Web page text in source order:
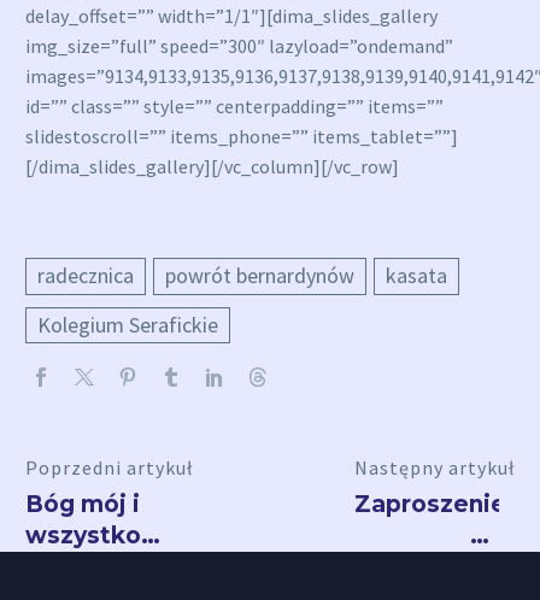
delay_offset=”” width=”1/1″][dima_slides_gallery
img_size=”full” speed=”300″ lazyload=”ondemand”
id=”” class=”” style=”” centerpadding=”” items=””
slidestoscroll=”” items_phone=”” items_tablet=””]
[/dima_slides_gallery][/vc_column][/vc_row]
radecznica powrót bernardynów
kasata
Kolegium Serafickie
Poprzedni artykuł
Bóg mój i
wszystko
Następny artykuł
Zaproszenie
na